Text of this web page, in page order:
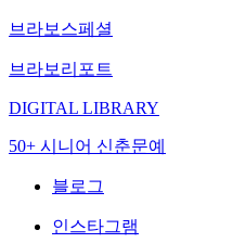
브라보스페셜
브라보리포트
DIGITAL LIBRARY
50+ 시니어 신춘문예
블로그
인스타그램